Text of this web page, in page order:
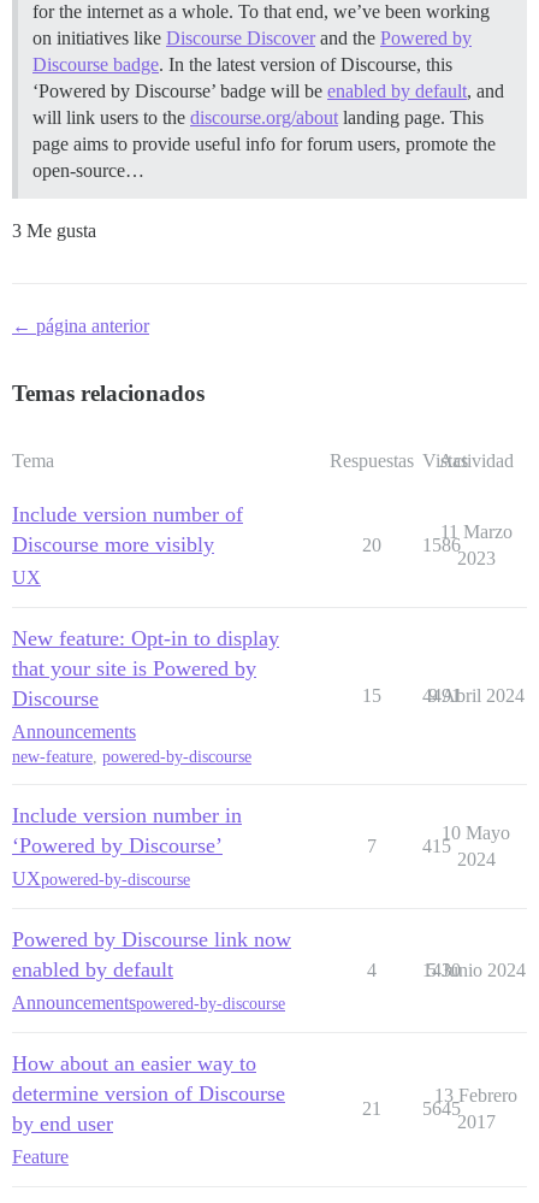
for the internet as a whole. To that end, we’ve been working
on initiatives like Discourse Discoverand the Powered by
Discourse badge. In the latest version of Discourse, this
‘Powered by Discourse’ badge will be enabled by default, and
will link users to the discourse.org/about landing page. This
page aims to provide useful info for forum users, promote the
open-source…
3 Me gusta
← página anterior
Temas relacionados
Tema Respuestas Vistas
Actividad
Include version number of
Discourse more visibly
UX
20 1586
11 Marzo
2023
New feature: Opt-in to display
that your site is Powered by
Discourse
Announcements
new-feature, powered-by-discourse
15 4491
9 Abril 2024
Include version number in
‘Powered by Discourse’
UXpowered-by-discourse
7 415
10 Mayo
2024
Powered by Discourse link now
enabled by default
Announcementspowered-by-discourse
4 1430
5 Junio 2024
How about an easier way to
determine version of Discourse
by end user
Feature
21 5645
13 Febrero
2017